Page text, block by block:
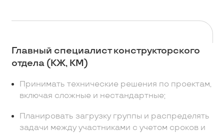
Главный специалист конструкторского
отдела (КЖ, КМ)
Принимать технические решения по проектам,
включая сложные и нестандартные;
Планировать загрузку группы и распределять
задачи между участниками с учетом сроков и